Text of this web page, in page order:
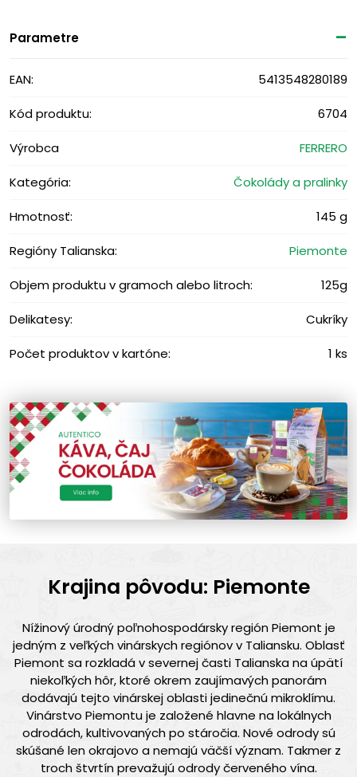
Parametre
EAN: 5413548280189
Kód produktu: 6704
Výrobca FERRERO
Kategória: Čokolády a pralinky
Hmotnosť: 145 g
Regióny Talianska: Piemonte
Objem produktu v gramoch alebo litroch: 125g
Delikatesy: Cukríky
Počet produktov v kartóne: 1 ks
Krajina pôvodu: Piemonte
Nížinový úrodný poľnohospodársky región Piemont je
jedným z veľkých vinárskych regiónov v Taliansku. Oblasť
Piemont sa rozkladá v severnej časti Talianska na úpätí
niekoľkých hôr, ktoré okrem zaujímavých panorám
dodávajú tejto vinárskej oblasti jedinečnú mikroklímu.
Vinárstvo Piemontu je založené hlavne na lokálnych
odrodách, kultivovaných po stáročia. Nové odrody sú
skúšané len okrajovo a nemajú väčší význam. Takmer z
troch štvrtín prevažujú odrody červeného vína.